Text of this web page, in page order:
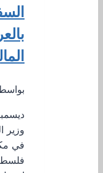
وزير
في